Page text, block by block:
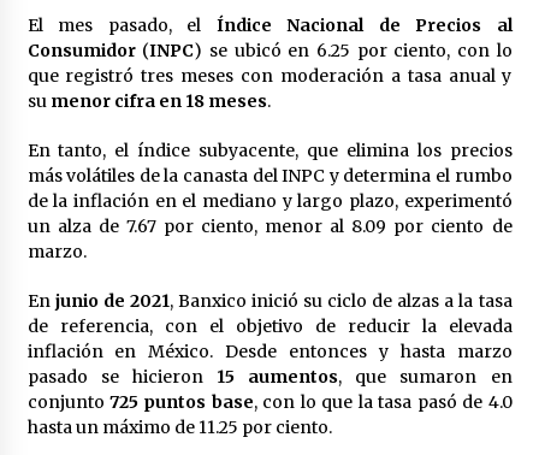
2 meses atrás
Trump anuncia acuerdo con Irán y el fin de
operaciones militares entre ambos países
Trump asegura que barcos cargados de
petróleo están empezando a salir de Ormuz
2 meses atrás
México libraría posible arancel de EE.UU. en
85% de sus exportaciones
2 meses atrás
El mes pasado, el Índice Nacional de Precios al
Consumidor(INPC) se ubicó en 6.25 por ciento, con lo
que registró tres meses con moderación a tasa anual y
su menor cifra en 18 meses.
En tanto, el índice subyacente, que elimina los precios
más volátiles de la canasta del INPC y determina el rumbo
de la inflación en el mediano y largo plazo, experimentó
un alza de 7.67 por ciento, menor al 8.09 por ciento de
marzo.
En junio de 2021, Banxico inició su ciclo de alzas a la tasa
de referencia, con el objetivo de reducir la elevada
inflación en México. Desde entonces y hasta marzo
pasado se hicieron 15 aumentos, que sumaron en
conjunto 725 puntos base, con lo que la tasa pasó de 4.0
hasta un máximo de 11.25 por ciento.